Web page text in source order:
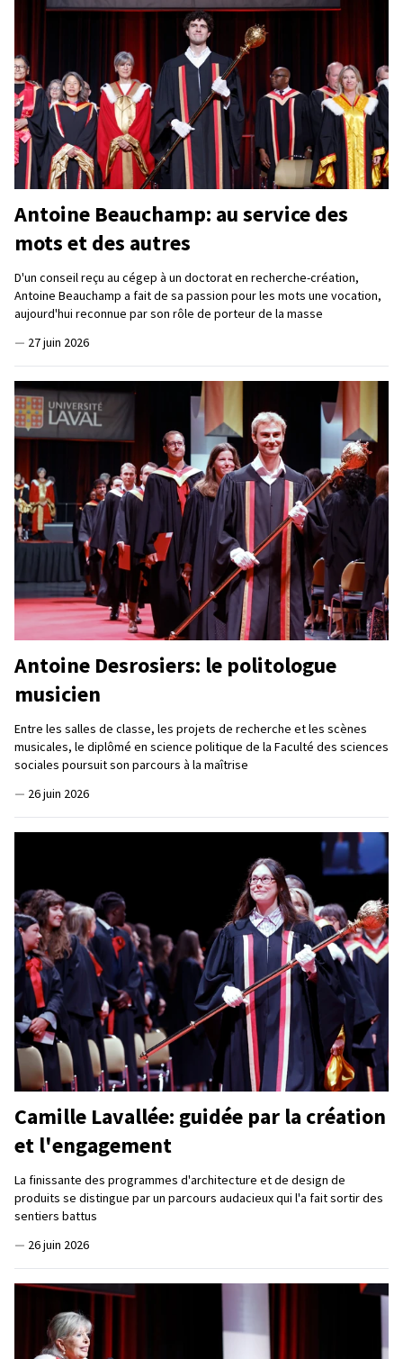
Antoine Beauchamp: au service des
mots et des autres
D'un conseil reçu au cégep à un doctorat en recherche-création,
Antoine Beauchamp a fait de sa passion pour les mots une vocation,
aujourd'hui reconnue par son rôle de porteur de la masse
— 27 juin 2026
Antoine Desrosiers: le politologue
musicien
Entre les salles de classe, les projets de recherche et les scènes
musicales, le diplômé en science politique de la Faculté des sciences
sociales poursuit son parcours à la maîtrise
— 26 juin 2026
Camille Lavallée: guidée par la création
et l'engagement
La finissante des programmes d'architecture et de design de
produits se distingue par un parcours audacieux qui l'a fait sortir des
sentiers battus
— 26 juin 2026